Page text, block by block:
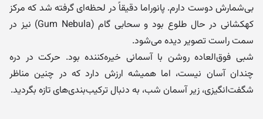
بی‌شمارش دوست دارم. پانوراما دقیقاً در لحظه‌ای گرفته شد که مرکز
کهکشانی در حال طلوع بود و سحابی گام (Gum Nebula) نیز در
سمت راست تصویر دیده می‌شود.
شبی فوق‌العاده روشن با آسمانی خیره‌کننده بود. حرکت در دره
چندان آسان نیست، اما همیشه ارزش دارد که در چنین مناظر
شگفت‌انگیزی، زیر آسمان شب، به دنبال ترکیب‌بندی‌های تازه بگردید.